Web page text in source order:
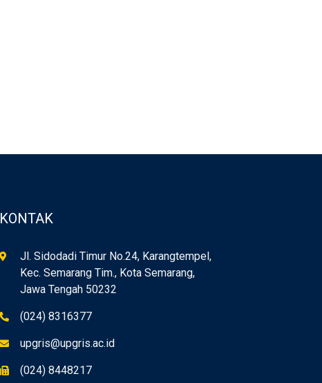
KONTAK
Jl. Sidodadi Timur No.24, Karangtempel,
Kec. Semarang Tim., Kota Semarang,
Jawa Tengah 50232
(024) 8316377
upgris@upgris.ac.id
(024) 8448217